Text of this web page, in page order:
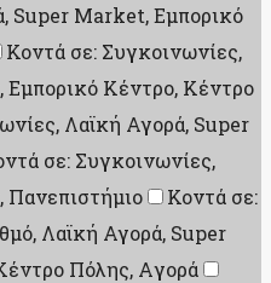
Super Market, Εμπορικό
Κοντά σε: Συγκοινωνίες,
Κέντρο, Κέντρο
Λαϊκή Αγορά, Super
σε: Συγκοινωνίες,
Κοντά σε:
Λαϊκή Αγορά, Super
Πόλης, Aγορά